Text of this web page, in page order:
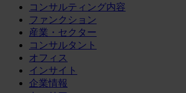
コンサルティング内容
ファンクション
産業・セクター
コンサルタント
オフィス
インサイト
企業情報